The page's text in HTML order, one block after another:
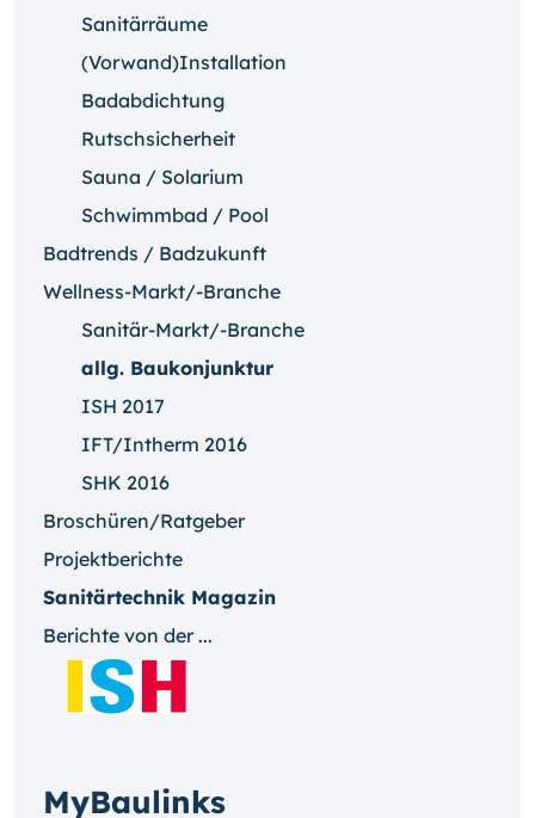
Sanitärräume
(Vorwand)Installation
Badabdichtung
Rutschsicherheit
Sauna / Solarium
Schwimmbad / Pool
Badtrends / Badzukunft
Wellness-Markt/-Branche
Sanitär-Markt/-Branche
allg. Baukonjunktur
ISH 2017
IFT/Intherm 2016
SHK 2016
Broschüren/Ratgeber
Projektberichte
Sanitärtechnik Magazin
Berichte von der ...
MyBaulinks